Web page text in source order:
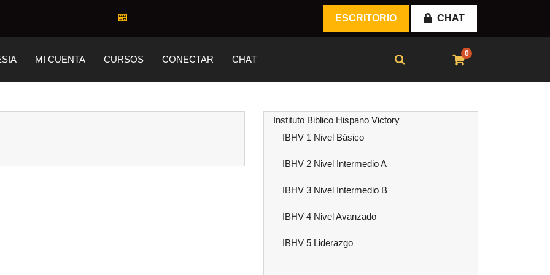
ESCRITORIO CHAT
MI CUENTA CURSOS CONECTAR CHAT
0
Instituto Biblico Hispano Victory
IBHV 1 Nivel Básico
IBHV 2 Nivel Intermedio A
IBHV 3 Nivel Intermedio B
IBHV 4 Nivel Avanzado
IBHV 5 Liderazgo